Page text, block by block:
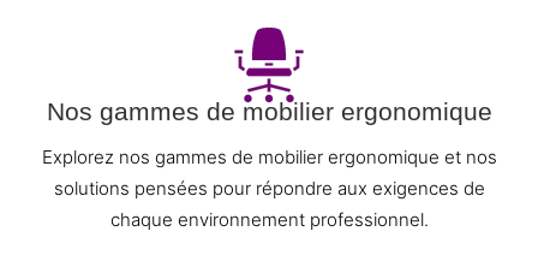
Nos gammes de mobilier ergonomique
Explorez nos gammes de mobilier ergonomique et nos
solutions pensées pour répondre aux exigences de
chaque environnement professionnel.